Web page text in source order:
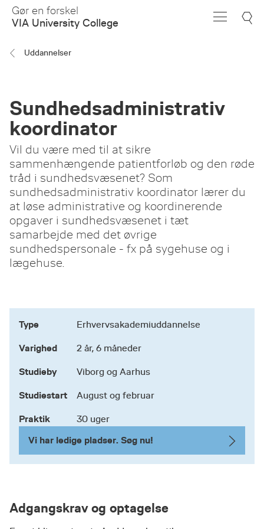
Skip
Main
Gør en forskel
VIA University College
Uddannelser
Sundhedsadministrativ
koordinator
Vil du være med til at sikre
sammenhængende patientforløb og den røde
tråd i sundhedsvæsenet? Som
sundhedsadministrativ koordinator lærer du
at løse administrative og koordinerende
opgaver i sundhedsvæsenet i tæt
samarbejde med det øvrige
sundhedspersonale - fx på sygehuse og i
lægehuse.
Type Erhvervsakademiuddannelse
Varighed 2 år, 6 måneder
Studieby Viborg og Aarhus
Studiestart August og februar
Praktik 30 uger
Vi har ledige pladser. Søg nu!
Adgangskrav og optagelse